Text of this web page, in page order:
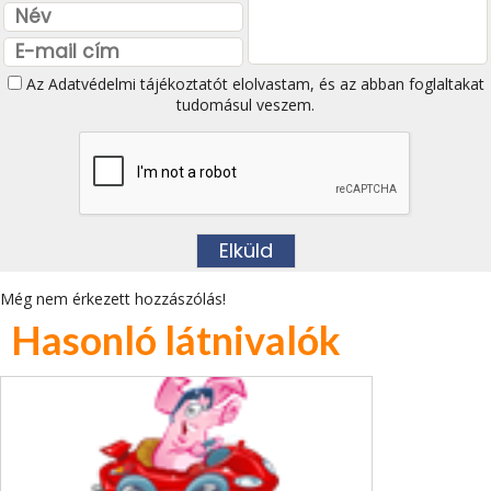
Az Adatvédelmi tájékoztatótelolvastam, és az abban foglaltakat
tudomásul veszem.
Még nem érkezett hozzászólás!
Hasonló látnivalók